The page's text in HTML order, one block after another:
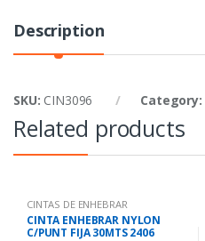
Description
SKU: CIN3096 Category:
Related products
CINTAS DE ENHEBRAR
CINTA ENHEBRAR NYLON
C/PUNT FIJA 30MTS 2406